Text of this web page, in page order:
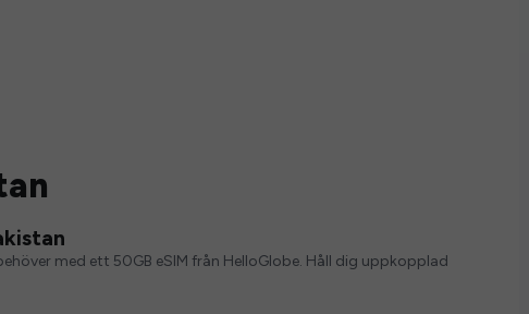
med ett 50GB eSIM från HelloGlobe. Håll dig uppkopplad